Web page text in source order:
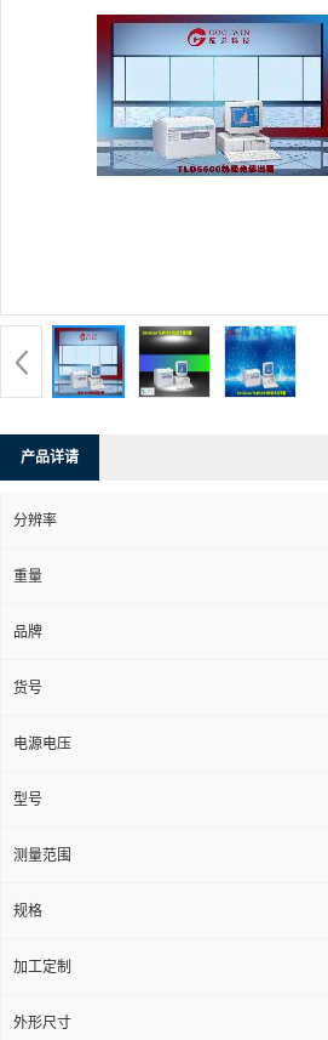
产品详请
分辨率
重量
品牌
货号
电源电压
型号
测量范围
规格
加工定制
外形尺寸